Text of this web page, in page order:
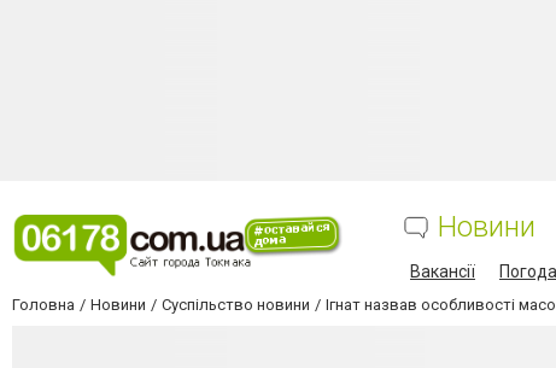
Новини
Вакансії Погода
Головна Новини Суспільство новини Ігнат назвав особливості